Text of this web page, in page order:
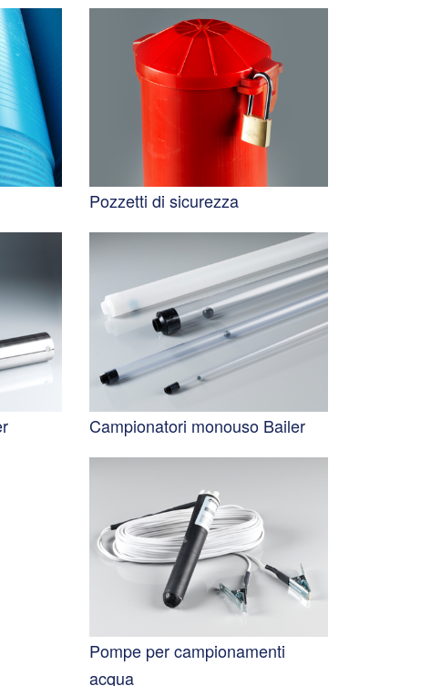
Pozzetti di sicurezza
Campionatori monouso Bailer
Pompe per campionamenti
acqua